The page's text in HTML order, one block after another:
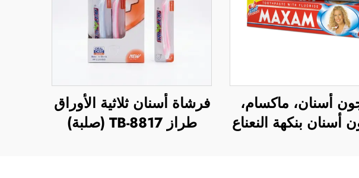
أسنان، ماكسام،
أسنان بنكهة النعناع
فرشاة أسنان ثلاثية الأوراق
طراز TB-8817 (صلبة)